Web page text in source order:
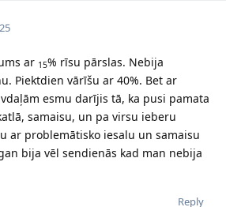
ar 15% rīsu pārslas. Nebija
Piektdien vārīšu ar 40%. Bet ar
esmu darījis tā, ka pusi pamata
samaisu, un pa virsu ieberu
ar problemātisko iesalu un samaisu
bija vēl sendienās kad man nebija
Reply